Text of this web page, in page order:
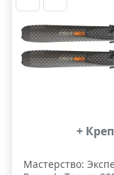
+
Мастерство: